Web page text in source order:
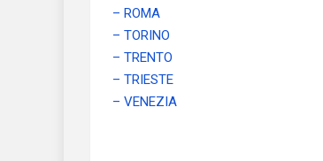
– ROMA
– TORINO
– TRENTO
– TRIESTE
– VENEZIA